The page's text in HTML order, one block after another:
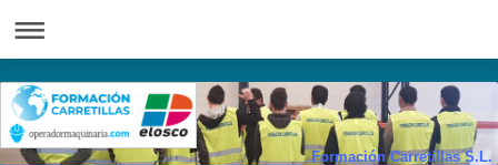
Formación Carretillas S.L.